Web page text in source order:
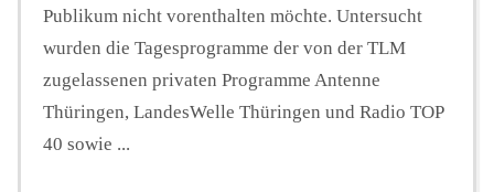
Publikum nicht vorenthalten möchte. Untersucht
wurden die Tagesprogramme der von der TLM
zugelassenen privaten Programme Antenne
Thüringen, LandesWelle Thüringen und Radio TOP
40 sowie ...